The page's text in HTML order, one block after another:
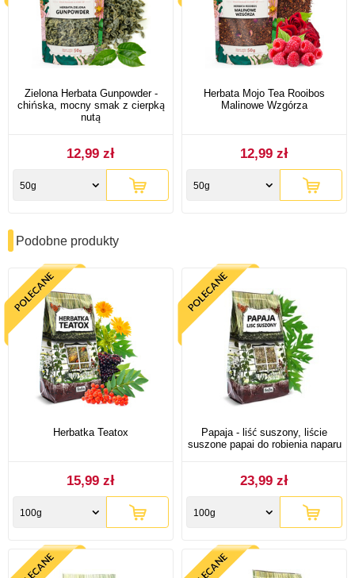
Zielona Herbata Gunpowder -
chińska, mocny smak z cierpką
nutą
12,99 zł
50g
Herbata Mojo Tea Rooibos
Malinowe Wzgórza
12,99 zł
50g
Podobne produkty
Herbatka Teatox
15,99 zł
100g
Papaja - liść suszony, liście
suszone papai do robienia naparu
23,99 zł
100g